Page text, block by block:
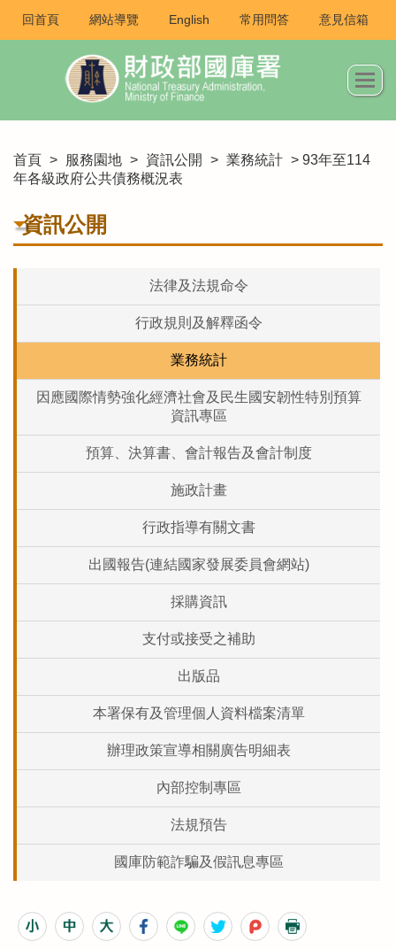
回首頁 網站導覽 English 常用問答 意見信箱
首頁 > 服務園地 > 資訊公開 > 業務統計 > 93年至114
年各級政府公共債務概況表
資訊公開
法律及法規命令
行政規則及解釋函令
業務統計
因應國際情勢強化經濟社會及民生國安韌性特別預算
資訊專區
預算、決算書、會計報告及會計制度
施政計畫
行政指導有關文書
出國報告(連結國家發展委員會網站)
採購資訊
支付或接受之補助
出版品
本署保有及管理個人資料檔案清單
辦理政策宣導相關廣告明細表
內部控制專區
法規預告
國庫防範詐騙及假訊息專區